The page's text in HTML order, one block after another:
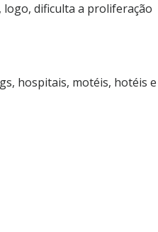
dificulta a proliferação
hospitais, motéis, hotéis e